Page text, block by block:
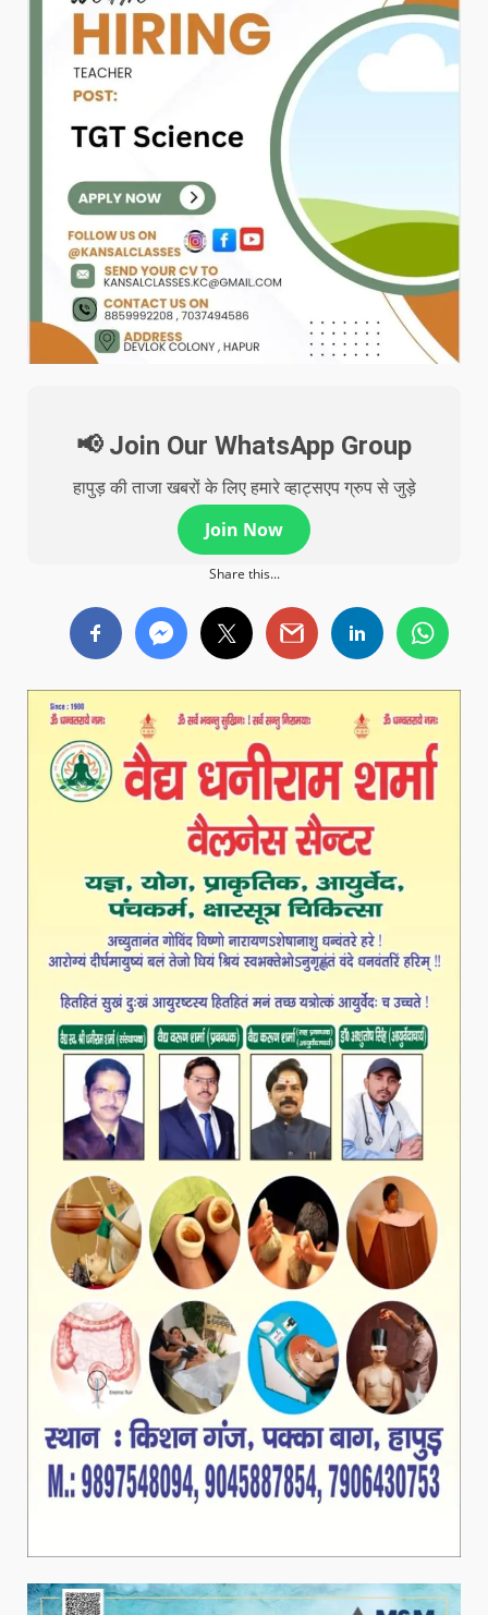
📢 Join Our WhatsApp Group
हापुड़ की ताजा खबरों के लिए हमारे व्हाट्सएप ग्रुप से जुड़े
Join Now
Share this...